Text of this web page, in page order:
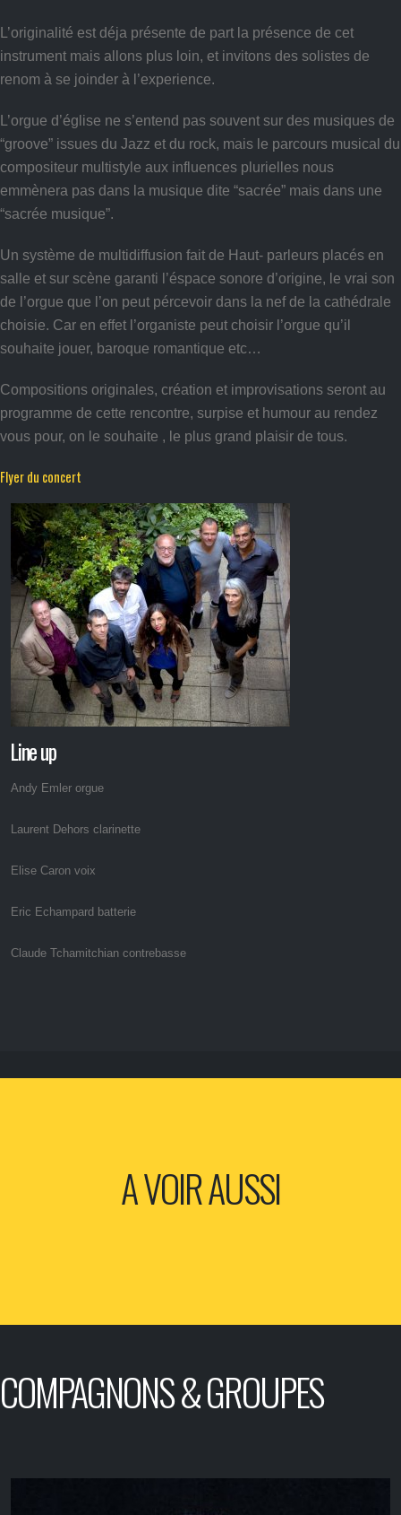
L’originalité est déja présente de part la présence de cet
instrument mais allons plus loin, et invitons des solistes de
renom à se joinder à l’experience.
L’orgue d’église ne s’entend pas souvent sur des musiques de
“groove” issues du Jazz et du rock, mais le parcours musical du
compositeur multistyle aux influences plurielles nous
emmènera pas dans la musique dite “sacrée” mais dans une
“sacrée musique”.
Un système de multidiffusion fait de Haut- parleurs placés en
salle et sur scène garanti l’éspace sonore d’origine, le vrai son
de l’orgue que l’on peut pércevoir dans la nef de la cathédrale
choisie. Car en effet l’organiste peut choisir l’orgue qu’il
souhaite jouer, baroque romantique etc…
Compositions originales, création et improvisations seront au
programme de cette rencontre, surpise et humour au rendez
vous pour, on le souhaite , le plus grand plaisir de tous.
Flyer du concert
Line up
Andy Emler orgue
Laurent Dehors clarinette
Elise Caron voix
Eric Echampard batterie
Claude Tchamitchian contrebasse
A VOIR AUSSI
COMPAGNONS & GROUPES